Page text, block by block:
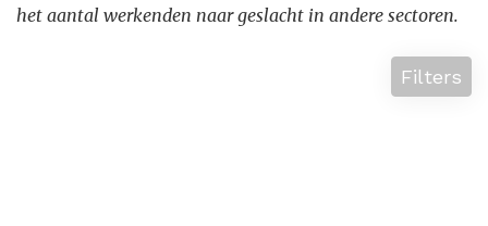
het aantal werkenden naar geslacht in andere sectoren.
Filters